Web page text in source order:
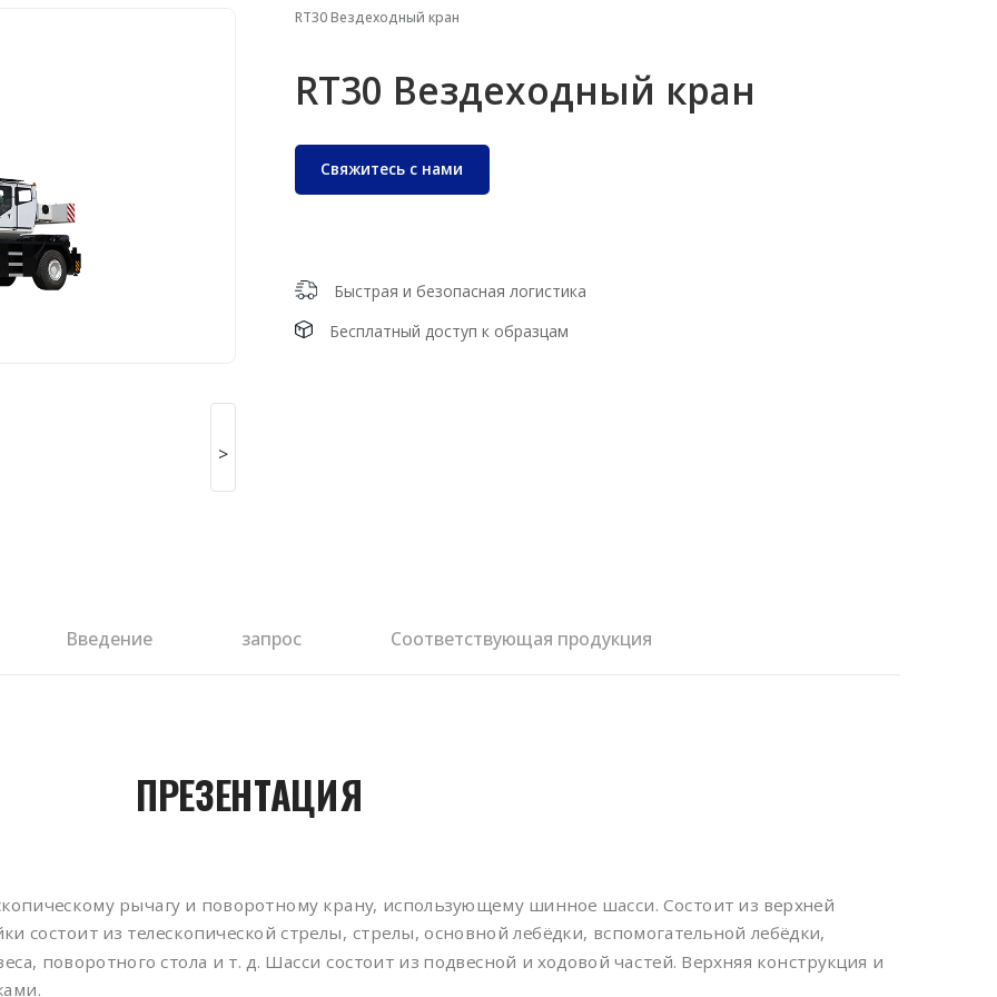
>
RT30 Вездеходный кран
RT30 Вездеходный кран
Свяжитесь с нами
Быстрая и безопасная логистика
Бесплатный доступ к образцам
Введение запрос Соответствующая продукция
ПРЕЗЕНТАЦИЯ
рычагу и поворотному крану, использующему шинное шасси. Состоит из верхней
состоит из телескопической стрелы, стрелы, основной лебёдки, вспомогательной лебёдки,
поворотного стола и т. д. Шасси состоит из подвесной и ходовой частей. Верхняя конструкция и